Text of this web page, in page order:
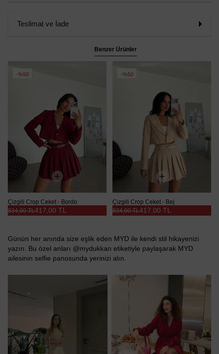
Teslimat ve İade
Benzer Ürünler
%50
Çizgili Crop Ceket - Bordo
417,00 TL
834,00 TL
%50
Çizgili Crop Ceket - Bej
417,00 TL
834,00 TL
Günün her anında size eşlik eden MYD ile kendi stil hikayenizi
yazın. Bu özel anları @mydukkan etiketiyle paylaşarak MYD
ailesinin selfie panosunda yerinizi alın.